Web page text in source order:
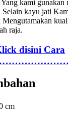
kami gunakan
Selain kayu jati
raja.
disini Cara
cm